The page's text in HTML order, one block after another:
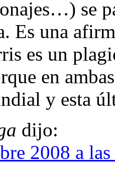
se
Es una
es un
en
y esta
dijo:
2008 a